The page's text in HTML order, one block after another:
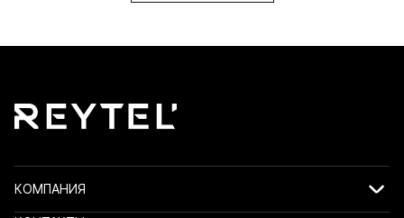
КОМПАНИЯ